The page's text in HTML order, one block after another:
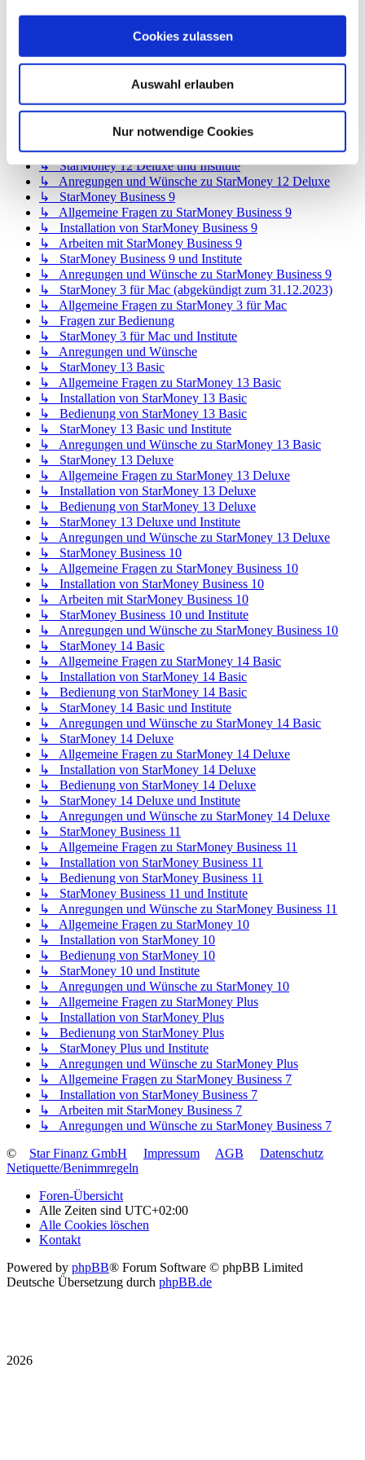
Cookies zulassen
Auswahl erlauben
Nur notwendige Cookies
↳ Installation von StarMoney 12 Basic
↳ Bedienung von StarMoney 12 Basic
↳ Anregungen und Wünsche zu StarMoney 12 Basic
↳ StarMoney 12 Deluxe
↳ Installation von StarMoney 12 Deluxe
↳ Bedienung von StarMoney 12 Deluxe
↳ StarMoney 12 Deluxe und Institute
↳ Anregungen und Wünsche zu StarMoney 12 Deluxe
↳ StarMoney Business 9
↳ Allgemeine Fragen zu StarMoney Business 9
↳ Installation von StarMoney Business 9
↳ Arbeiten mit StarMoney Business 9
↳ StarMoney Business 9 und Institute
↳ Anregungen und Wünsche zu StarMoney Business 9
↳ StarMoney 3 für Mac (abgekündigt zum 31.12.2023)
↳ Allgemeine Fragen zu StarMoney 3 für Mac
↳ Fragen zur Bedienung
↳ StarMoney 3 für Mac und Institute
↳ Anregungen und Wünsche
↳ StarMoney 13 Basic
↳ Allgemeine Fragen zu StarMoney 13 Basic
↳ Installation von StarMoney 13 Basic
↳ Bedienung von StarMoney 13 Basic
↳ StarMoney 13 Basic und Institute
↳ Anregungen und Wünsche zu StarMoney 13 Basic
↳ StarMoney 13 Deluxe
↳ Allgemeine Fragen zu StarMoney 13 Deluxe
↳ Installation von StarMoney 13 Deluxe
↳ Bedienung von StarMoney 13 Deluxe
↳ StarMoney 13 Deluxe und Institute
↳ Anregungen und Wünsche zu StarMoney 13 Deluxe
↳ StarMoney Business 10
↳ Allgemeine Fragen zu StarMoney Business 10
↳ Installation von StarMoney Business 10
↳ Arbeiten mit StarMoney Business 10
↳ StarMoney Business 10 und Institute
↳ Anregungen und Wünsche zu StarMoney Business 10
↳ StarMoney 14 Basic
↳ Allgemeine Fragen zu StarMoney 14 Basic
↳ Installation von StarMoney 14 Basic
↳ Bedienung von StarMoney 14 Basic
↳ StarMoney 14 Basic und Institute
↳ Anregungen und Wünsche zu StarMoney 14 Basic
↳ StarMoney 14 Deluxe
↳ Allgemeine Fragen zu StarMoney 14 Deluxe
↳ Installation von StarMoney 14 Deluxe
↳ Bedienung von StarMoney 14 Deluxe
↳ StarMoney 14 Deluxe und Institute
↳ Anregungen und Wünsche zu StarMoney 14 Deluxe
↳ StarMoney Business 11
↳ Allgemeine Fragen zu StarMoney Business 11
↳ Installation von StarMoney Business 11
↳ Bedienung von StarMoney Business 11
↳ StarMoney Business 11 und Institute
↳ Anregungen und Wünsche zu StarMoney Business 11
↳ Allgemeine Fragen zu StarMoney 10
↳ Installation von StarMoney 10
↳ Bedienung von StarMoney 10
↳ StarMoney 10 und Institute
↳ Anregungen und Wünsche zu StarMoney 10
↳ Allgemeine Fragen zu StarMoney Plus
↳ Installation von StarMoney Plus
↳ Bedienung von StarMoney Plus
↳ StarMoney Plus und Institute
↳ Anregungen und Wünsche zu StarMoney Plus
↳ Allgemeine Fragen zu StarMoney Business 7
↳ Installation von StarMoney Business 7
↳ Arbeiten mit StarMoney Business 7
↳ Anregungen und Wünsche zu StarMoney Business 7
©
Star Finanz GmbH Impressum AGB
Datenschutz
Netiquette/Benimmregeln
Foren-Übersicht
Alle Zeiten sind UTC+02:00
Alle Cookies löschen
Kontakt
Powered by phpBB® Forum Software © phpBB Limited
Deutsche Übersetzung durch phpBB.de
2026